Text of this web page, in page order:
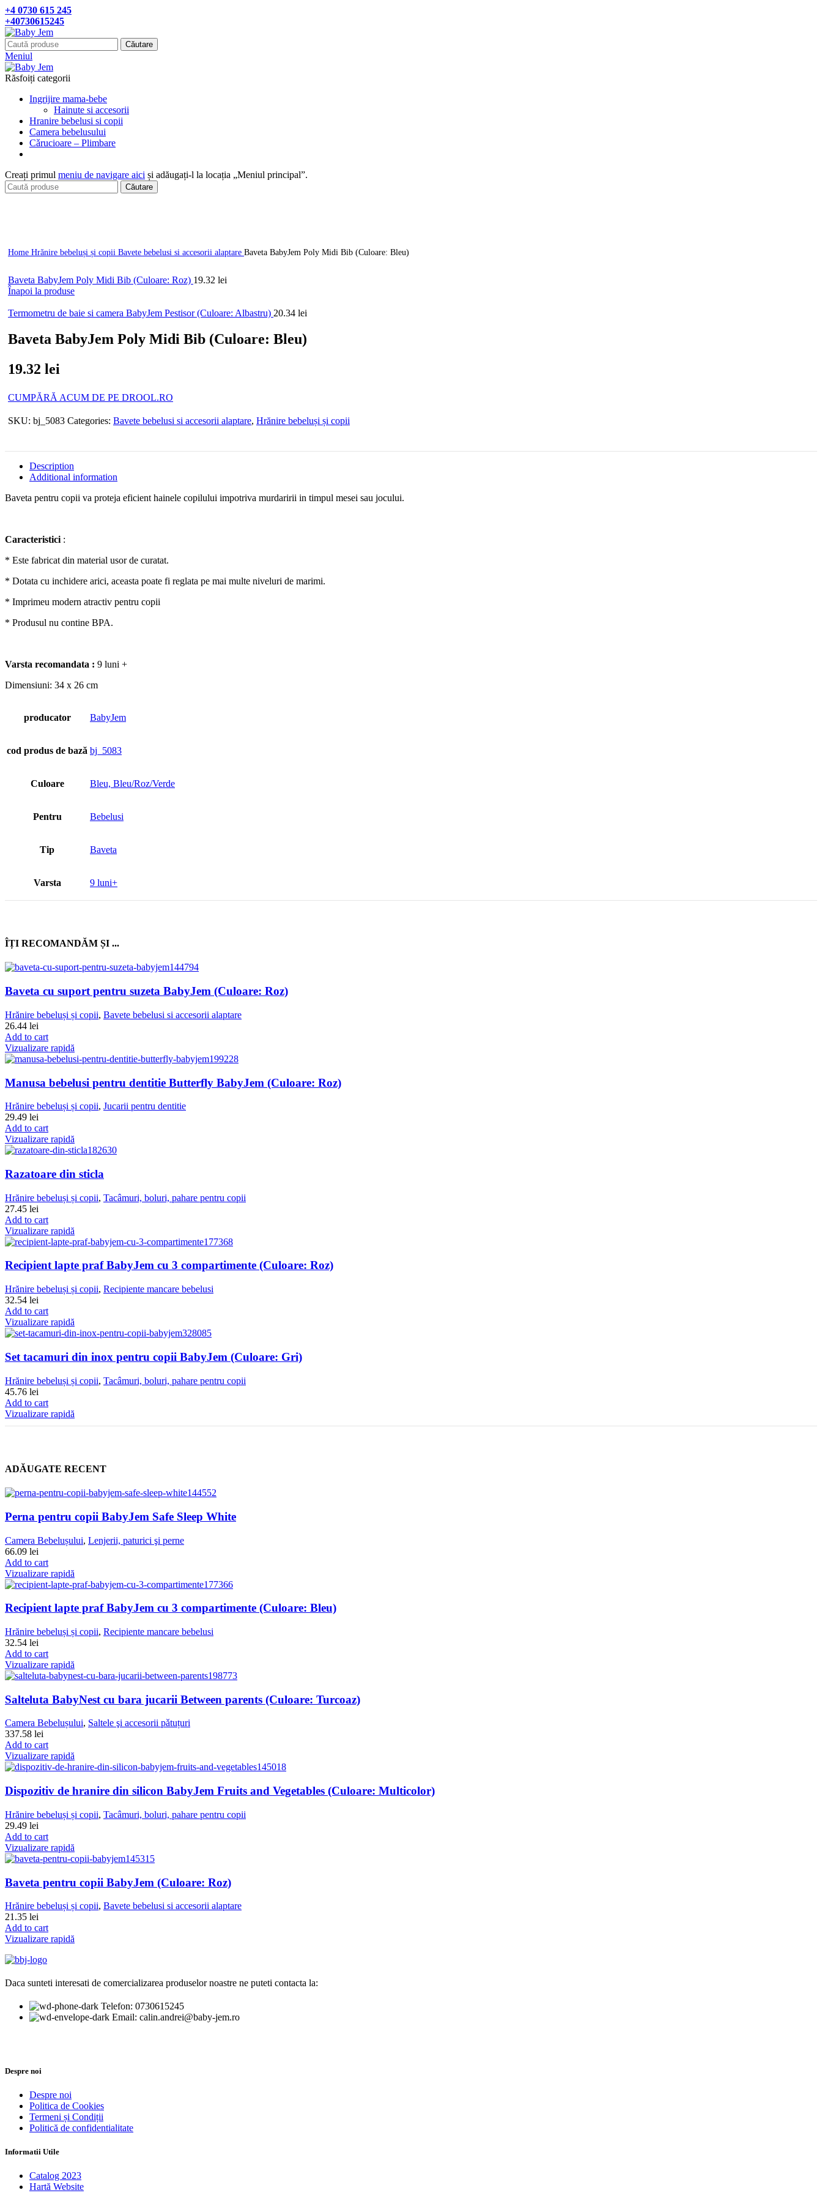
+4 0730 615 245
+40730615245
Căutare
Meniul
Răsfoiți categorii
Ingrijire mama-bebe
Hainute si accesorii
Hranire bebelusi si copii
Camera bebelusului
Cǎrucioare – Plimbare
Creați primul meniu de navigare aici și adăugați-l la locația „Meniul principal”.
Căutare
Home Hrănire bebeluși și copii Bavete bebelusi si accesorii alaptare Baveta BabyJem Poly Midi Bib (Culoare: Bleu)
Baveta BabyJem Poly Midi Bib (Culoare: Roz) 19.32 lei
Înapoi la produse
Termometru de baie si camera BabyJem Pestisor (Culoare: Albastru) 20.34 lei
Baveta BabyJem Poly Midi Bib (Culoare: Bleu)
19.32 lei
CUMPĂRĂ ACUM DE PE DROOL.RO
SKU: bj_5083 Categories: Bavete bebelusi si accesorii alaptare, Hrănire bebeluși și copii
Description
Additional information
Baveta pentru copii va proteja eficient hainele copilului impotriva murdaririi in timpul mesei sau jocului.
Caracteristici :
* Este fabricat din material usor de curatat.
* Dotata cu inchidere arici, aceasta poate fi reglata pe mai multe niveluri de marimi.
* Imprimeu modern atractiv pentru copii
* Produsul nu contine BPA.
Varsta recomandata : 9 luni +
Dimensiuni: 34 x 26 cm
producator BabyJem
cod produs de bază bj_5083
Culoare Bleu, Bleu/Roz/Verde
Pentru Bebelusi
Tip Baveta
Varsta 9 luni+
ÎȚI RECOMANDĂM ȘI ...
Baveta cu suport pentru suzeta BabyJem (Culoare: Roz)
Hrănire bebeluși și copii, Bavete bebelusi si accesorii alaptare
26.44 lei
Add to cart
Vizualizare rapidă
Manusa bebelusi pentru dentitie Butterfly BabyJem (Culoare: Roz)
Hrănire bebeluși și copii, Jucarii pentru dentitie
29.49 lei
Add to cart
Vizualizare rapidă
Razatoare din sticla
Hrănire bebeluși și copii, Tacâmuri, boluri, pahare pentru copii
27.45 lei
Add to cart
Vizualizare rapidă
Recipient lapte praf BabyJem cu 3 compartimente (Culoare: Roz)
Hrănire bebeluși și copii, Recipiente mancare bebelusi
32.54 lei
Add to cart
Vizualizare rapidă
Set tacamuri din inox pentru copii BabyJem (Culoare: Gri)
Hrănire bebeluși și copii, Tacâmuri, boluri, pahare pentru copii
45.76 lei
Add to cart
Vizualizare rapidă
ADĂUGATE RECENT
Perna pentru copii BabyJem Safe Sleep White
Camera Bebelușului, Lenjerii, paturici şi perne
66.09 lei
Add to cart
Vizualizare rapidă
Recipient lapte praf BabyJem cu 3 compartimente (Culoare: Bleu)
Hrănire bebeluși și copii, Recipiente mancare bebelusi
32.54 lei
Add to cart
Vizualizare rapidă
Salteluta BabyNest cu bara jucarii Between parents (Culoare: Turcoaz)
Camera Bebelușului, Saltele şi accesorii pǎtuțuri
337.58 lei
Add to cart
Vizualizare rapidă
Dispozitiv de hranire din silicon BabyJem Fruits and Vegetables (Culoare: Multicolor)
Hrănire bebeluși și copii, Tacâmuri, boluri, pahare pentru copii
29.49 lei
Add to cart
Vizualizare rapidă
Baveta pentru copii BabyJem (Culoare: Roz)
Hrănire bebeluși și copii, Bavete bebelusi si accesorii alaptare
21.35 lei
Add to cart
Vizualizare rapidă
Daca sunteti interesati de comercializarea produselor noastre ne puteti contacta la:
Telefon: 0730615245
Email: calin.andrei@baby-jem.ro
Despre noi
Despre noi
Politica de Cookies
Termeni și Condiții
Politică de confidentialitate
Informatii Utile
Catalog 2023
Hartă Website